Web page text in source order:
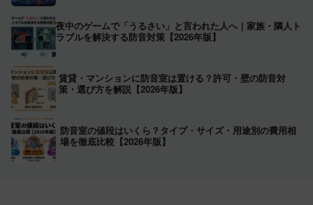
夜中のゲームで「うるさい」と言われた人へ｜家族・隣人ト
ラブルを解決する防音対策【2026年版】
賃貸・マンションに防音室は置ける？許可・壁の防音対
策・選び方を解説【2026年版】
防音室の値段はいくら？タイプ・サイズ・用途別の費用相
場を徹底比較【2026年版】